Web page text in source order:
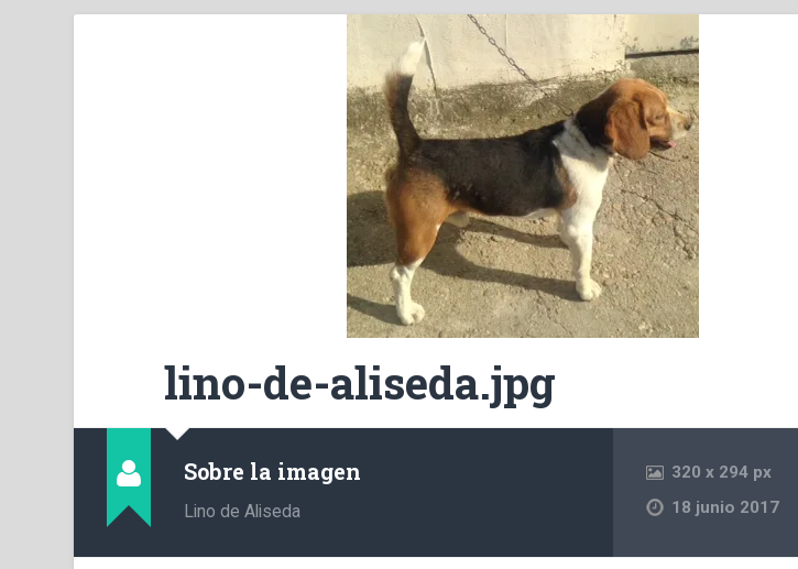
lino-de-aliseda.jpg
Sobre la imagen
Lino de Aliseda
320x 294 px
18 junio 2017